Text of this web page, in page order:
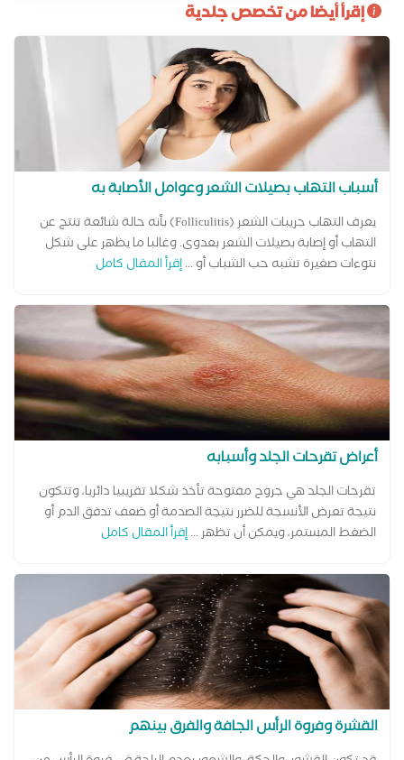
إقرأ أيضا من تخصص جلدية
أسباب التهاب بصيلات الشعر وعوامل الأصابة به
يعرف التهاب جريبات الشعر (Folliculitis) بأنه حالة شائعة تنتج عن
التهاب أو إصابة بصيلات الشعر بعدوى. وغالبا ما يظهر على شكل
نتوءات صغيرة تشبه حب الشباب أو ...إقرأ المقال كامل
أعراض تقرحات الجلد وأسبابه
تقرحات الجلد هي جروح مفتوحة تأخذ شكلا تقريبيا دائريا، وتتكون
نتيجة تعرض الأنسجة للضرر نتيجة الصدمة أو ضعف تدفق الدم أو
الضغط المستمر، ويمكن أن تظهر ...إقرأ المقال كامل
القشرة وفروة الرأس الجافة والفرق بينهم